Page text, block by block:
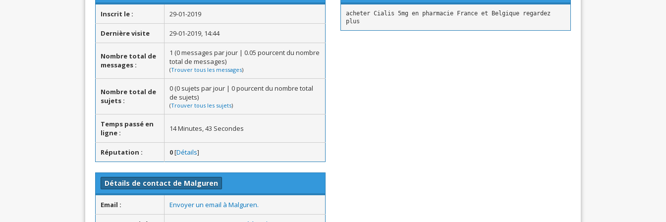
Inscrit le : 29-01-2019
Dernière visite 29-01-2019, 14:44
Nombre total de
messages :
1 (0 messages par jour | 0.05 pourcent du nombre
total de messages)
(Trouver tous les messages)
Nombre total de
sujets :
0 (0 sujets par jour | 0 pourcent du nombre total
de sujets)
(Trouver tous les sujets)
Temps passé en
ligne :
14 Minutes, 43 Secondes
Réputation : 0[Détails]
Détails de contact de Malguren
Email : Envoyer un email à Malguren.
acheter Cialis 5mg en pharmacie France et Belgique
regardez
plus